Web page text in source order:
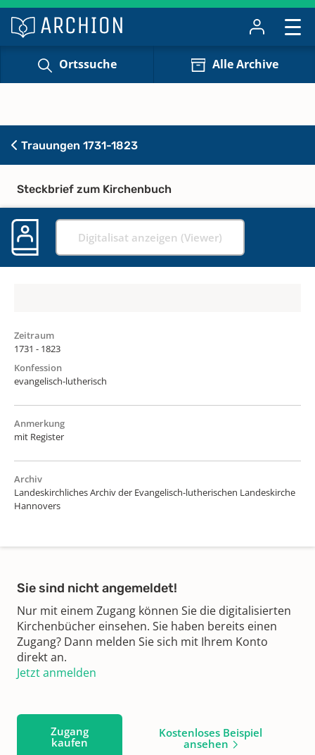
Ortssuche Alle Archive
Trauungen 1731-1823
Steckbrief zum Kirchenbuch
Digitalisat anzeigen (Viewer)
Zeitraum
1731 - 1823
Konfession
evangelisch-lutherisch
Anmerkung
mit Register
Archiv
Landeskirchliches Archiv der Evangelisch-lutherischen Landeskirche
Hannovers
Sie sind nicht angemeldet!
Nur mit einem Zugang können Sie die digitalisierten
Kirchenbücher einsehen. Sie haben bereits einen
Zugang? Dann melden Sie sich mit Ihrem Konto
direkt an.
Jetzt anmelden
Zugang
kaufen
Kostenloses Beispiel
ansehen